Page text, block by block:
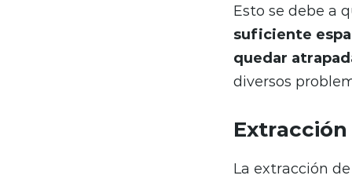
Esto se debe a
suficiente
quedar
diversos
La extracción